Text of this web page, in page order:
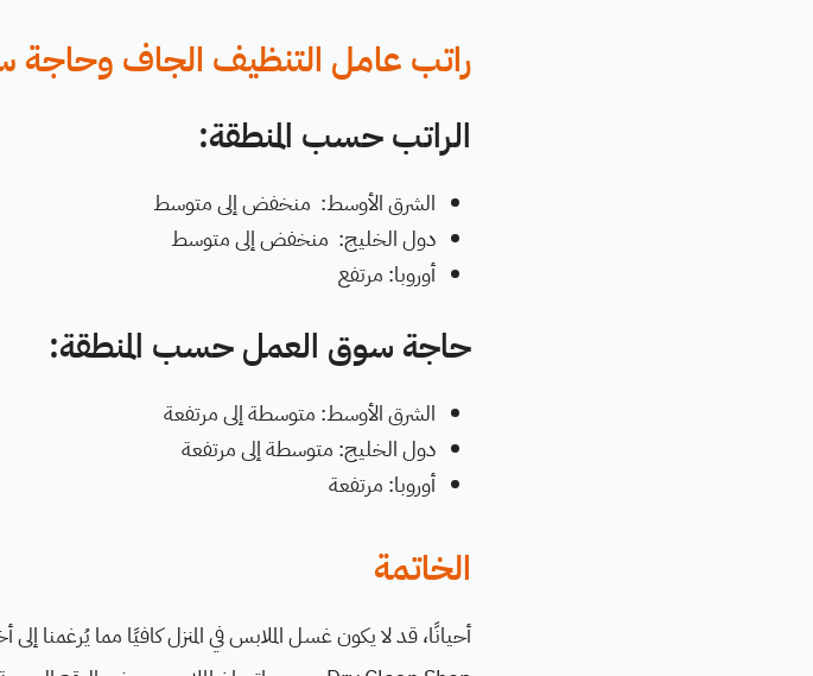
راتب عامل التنظيف الجاف وحاجة
الراتب حسب المنطقة:
الشرق الأوسط: منخفض إلى متوسط
دول الخليج: منخفض إلى متوسط
أوروبا: مرتفع
حاجة سوق العمل حسب المنطقة:
الشرق الأوسط: متوسطة إلى مرتفعة
دول الخليج: متوسطة إلى مرتفعة
أوروبا: مرتفعة
الخاتمة
أحيانًا، قد لا يكون غسل الملابس في المنزل كافيًا مما يُرغمنا